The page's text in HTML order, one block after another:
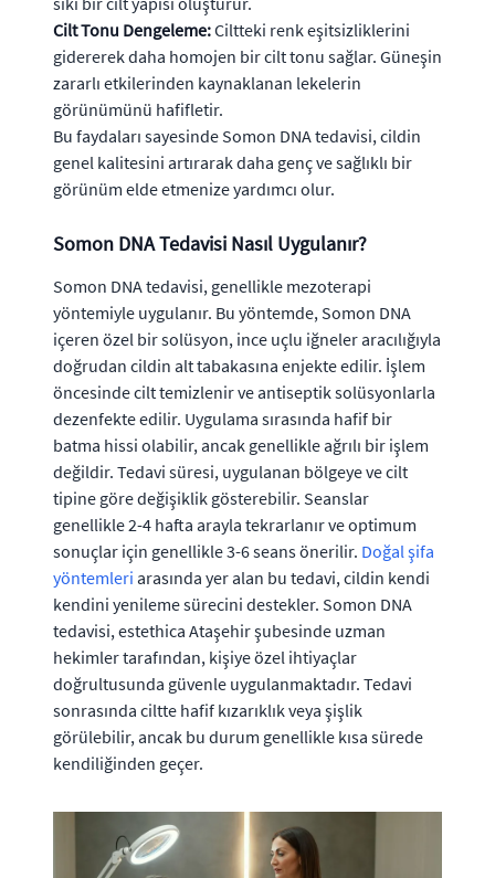
Cilt Tonu Dengeleme:Ciltteki renk eşitsizliklerini
gidererek daha homojen bir cilt tonu sağlar. Güneşin
zararlı etkilerinden kaynaklanan lekelerin
görünümünü hafifletir.
Bu faydaları sayesinde Somon DNA tedavisi, cildin
genel kalitesini artırarak daha genç ve sağlıklı bir
görünüm elde etmenize yardımcı olur.
Somon DNA Tedavisi Nasıl Uygulanır?
Somon DNA tedavisi, genellikle mezoterapi
yöntemiyle uygulanır. Bu yöntemde, Somon DNA
içeren özel bir solüsyon, ince uçlu iğneler aracılığıyla
doğrudan cildin alt tabakasına enjekte edilir. İşlem
öncesinde cilt temizlenir ve antiseptik solüsyonlarla
dezenfekte edilir. Uygulama sırasında hafif bir
batma hissi olabilir, ancak genellikle ağrılı bir işlem
değildir. Tedavi süresi, uygulanan bölgeye ve cilt
tipine göre değişiklik gösterebilir. Seanslar
genellikle 2-4 hafta arayla tekrarlanır ve optimum
sonuçlar için genellikle 3-6 seans önerilir. Doğal şifa
yöntemleri arasında yer alan bu tedavi, cildin kendi
kendini yenileme sürecini destekler. Somon DNA
tedavisi, estethica Ataşehir şubesinde uzman
hekimler tarafından, kişiye özel ihtiyaçlar
doğrultusunda güvenle uygulanmaktadır. Tedavi
sonrasında ciltte hafif kızarıklık veya şişlik
görülebilir, ancak bu durum genellikle kısa sürede
kendiliğinden geçer.